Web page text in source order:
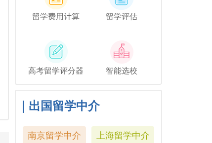
留学费用计算 留学评估
高考留学评分器 智能选校
出国留学中介
南京留学中介 上海留学中介